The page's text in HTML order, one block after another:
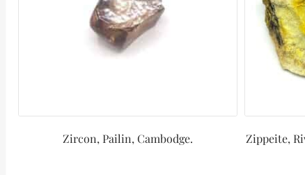
Zircon, Pailin, Cambodge. Zippeite,